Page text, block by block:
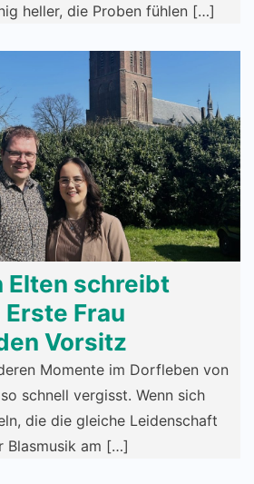
heller, die Proben fühlen […]
Elten schreibt
Frau
Vorsitz
Momente im Dorfleben von
schnell vergisst. Wenn sich
die die gleiche Leidenschaft
Blasmusik am […]